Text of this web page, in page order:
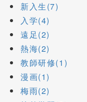
新入生(7)
入学(4)
遠足(2)
熱海(2)
教師研修(1)
漫画(1)
梅雨(2)